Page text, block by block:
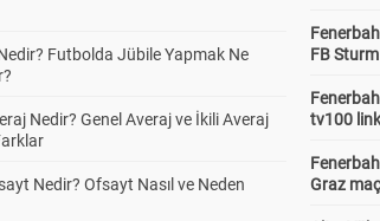
Futbolda Jübile Yapmak Ne
Nedir? Genel Averaj ve İkili Averaj
Nedir? Ofsayt Nasıl ve Neden
FB
tv100
Graz